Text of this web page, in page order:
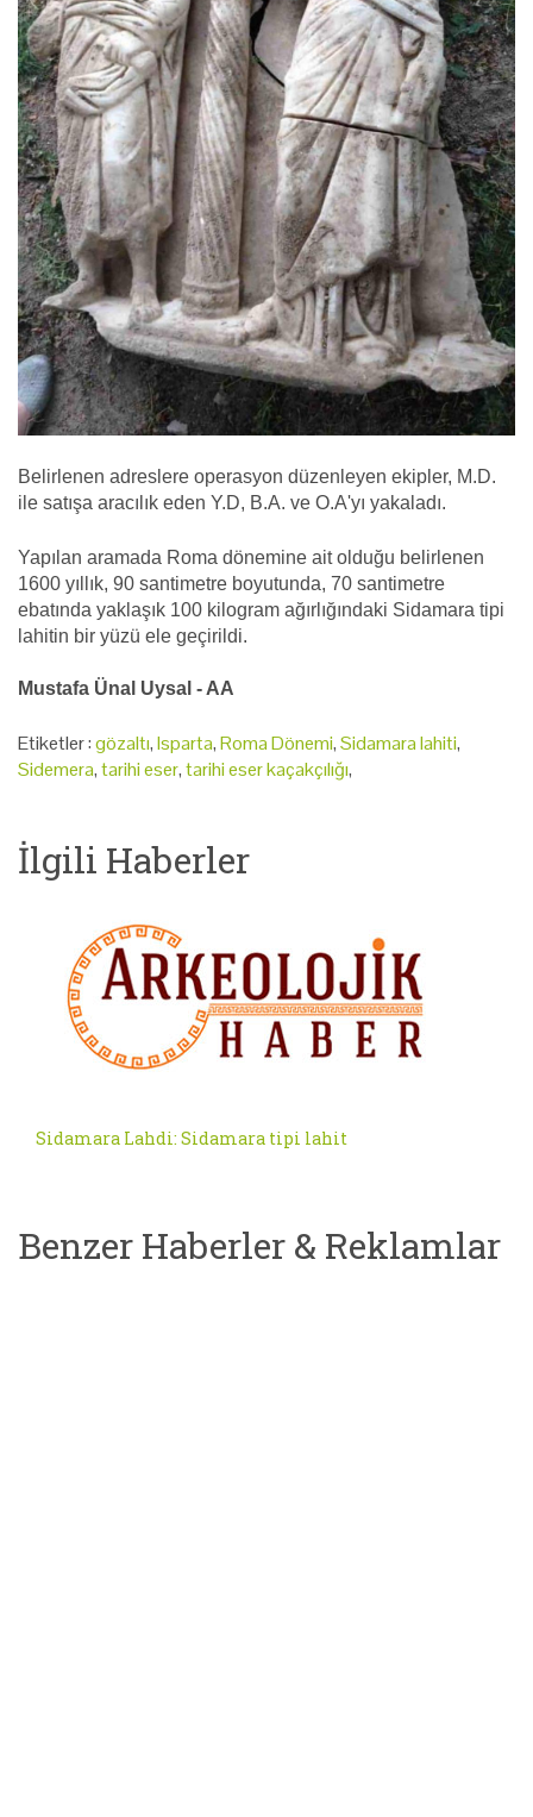
Belirlenen adreslere operasyon düzenleyen ekipler, M.D.
ile satışa aracılık eden Y.D, B.A. ve O.A'yı yakaladı.
Yapılan aramada Roma dönemine ait olduğu belirlenen
1600 yıllık, 90 santimetre boyutunda, 70 santimetre
ebatında yaklaşık 100 kilogram ağırlığındaki Sidamara tipi
lahitin bir yüzü ele geçirildi.
Mustafa Ünal Uysal - AA
Etiketler :gözaltı,Isparta,Roma Dönemi,Sidamara lahiti,
Sidemera,tarihi eser,tarihi eser kaçakçılığı,
İlgili Haberler
Sidamara Lahdi: Sidamara tipi lahit
Benzer Haberler & Reklamlar